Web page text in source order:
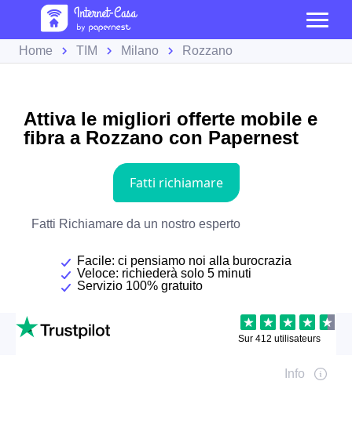
Home TIM Milano Rozzano